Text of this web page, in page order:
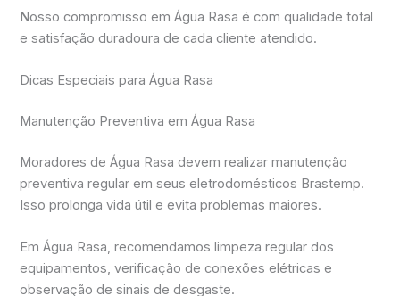
Nosso compromisso em Água Rasa é com qualidade total
e satisfação duradoura de cada cliente atendido.
Dicas Especiais para Água Rasa
Manutenção Preventiva em Água Rasa
Moradores de Água Rasa devem realizar manutenção
preventiva regular em seus eletrodomésticos Brastemp.
Isso prolonga vida útil e evita problemas maiores.
Em Água Rasa, recomendamos limpeza regular dos
equipamentos, verificação de conexões elétricas e
observação de sinais de desgaste.